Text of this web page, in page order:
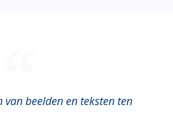
beelden en teksten ten